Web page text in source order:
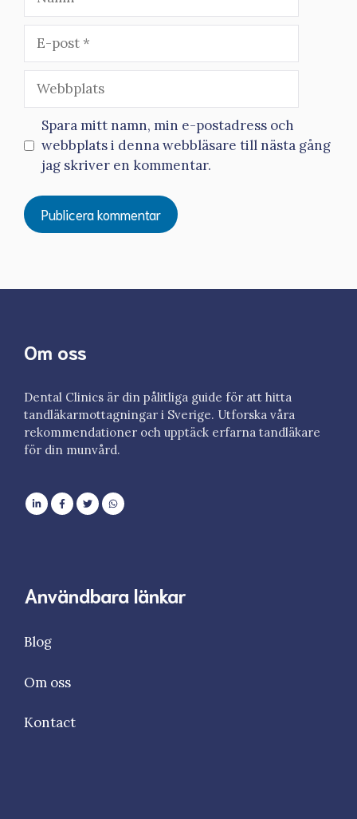
post
Webbplats
Spara mitt namn, min e-postadress och
webbplats i denna webbläsare till nästa gång
jag skriver en kommentar.
Om oss
Dental Clinics är din pålitliga guide för att hitta
tandläkarmottagningar i Sverige. Utforska våra
rekommendationer och upptäck erfarna tandläkare
för din munvård.
Användbara länkar
Blog
Om oss
Kontact